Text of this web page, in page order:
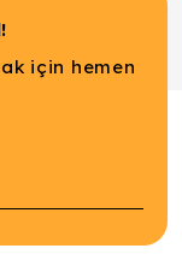
için hemen